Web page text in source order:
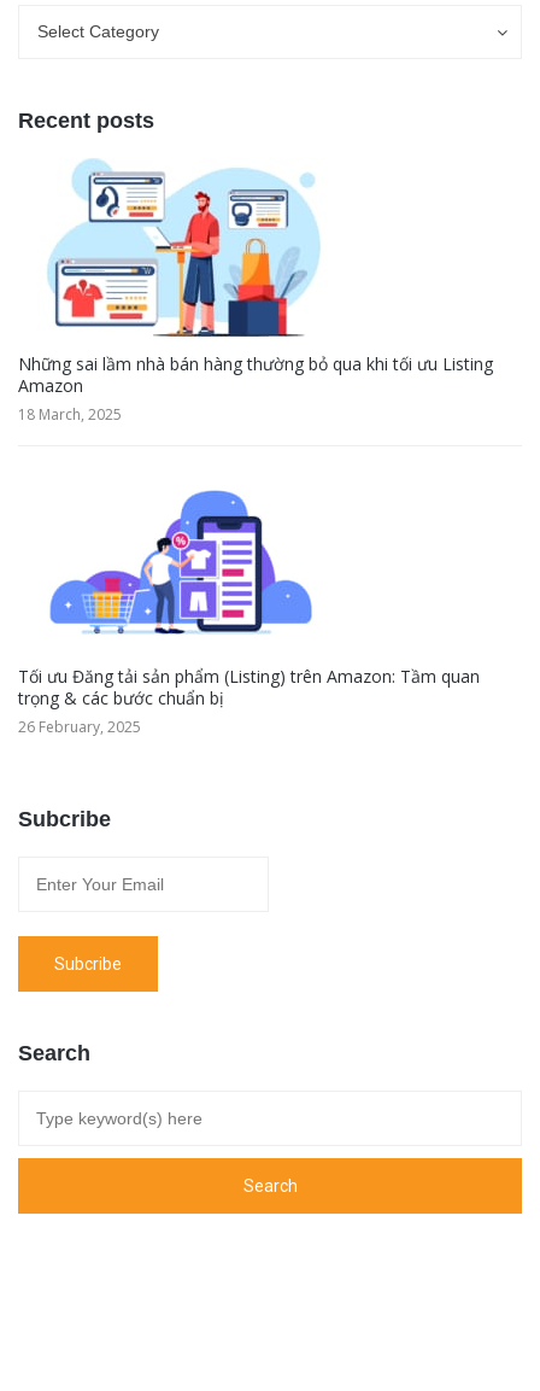
Select Category
Recent posts
Những sai lầm nhà bán hàng thường bỏ qua khi tối ưu Listing
Amazon
18 March, 2025
Tối ưu Đăng tải sản phẩm (Listing) trên Amazon: Tầm quan
trọng & các bước chuẩn bị
26 February, 2025
Subcribe
Search